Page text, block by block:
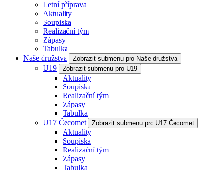
Letní příprava
Aktuality
Soupiska
Realizační tým
Zápasy
Tabulka
Naše družstva
Zobrazit submenu pro Naše družstva
U19 Zobrazit submenu pro U19
Aktuality
Soupiska
Realizační tým
Zápasy
Tabulka
U17 Čecomet
Zobrazit submenu pro U17 Čecomet
Aktuality
Soupiska
Realizační tým
Zápasy
Tabulka